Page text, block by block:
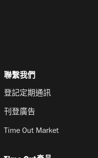
聯繫我們
登記定期通訊
刊登廣告
Time Out Market